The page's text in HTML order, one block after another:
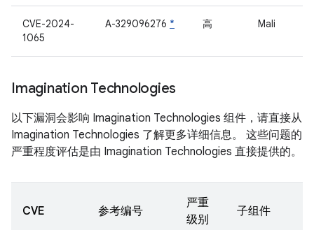
CVE-2024-
1065
A-329096276 * 高 Mali
Imagination Technologies
以下漏洞会影响 Imagination Technologies 组件，请直接从
Imagination Technologies 了解更多详细信息。 这些问题的
严重程度评估是由 Imagination Technologies 直接提供的。
CVE 参考编号
严重
级别
子组件